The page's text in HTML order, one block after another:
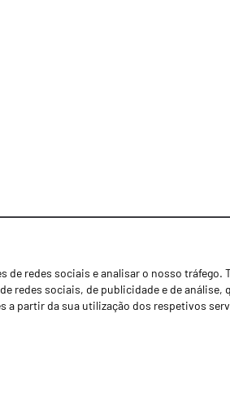
redes sociais e analisar o nosso tráfego.
redes sociais, de publicidade e de análise,
a partir da sua utilização dos respetivos
Notícias
Concessionários